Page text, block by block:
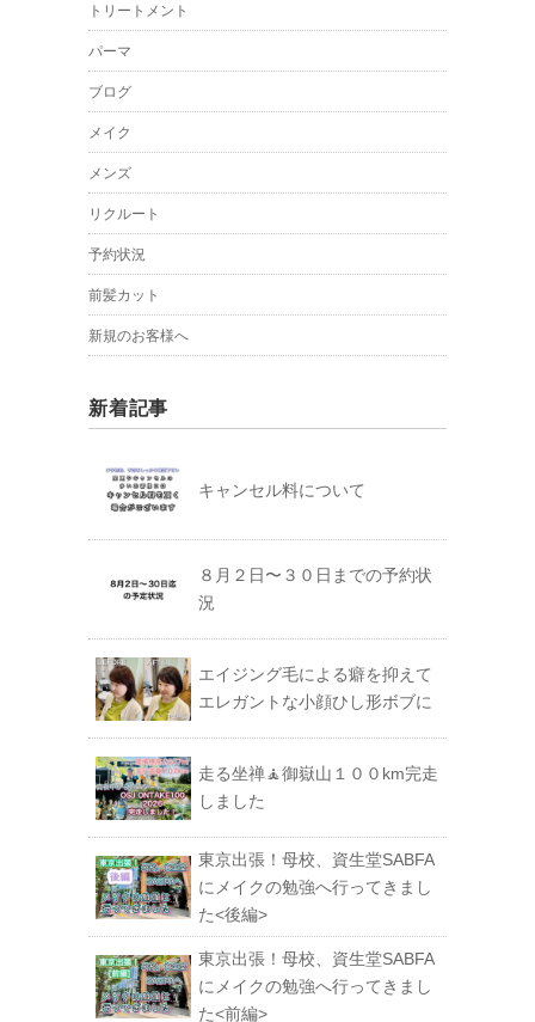
トリートメント
パーマ
ブログ
メイク
メンズ
リクルート
予約状況
前髪カット
新規のお客様へ
新着記事
キャンセル料について
８月２日〜３０日までの予約状
況
エイジング毛による癖を抑えて
エレガントな小顔ひし形ボブに
走る坐禅🧘御嶽山１００km完走
しました
東京出張！母校、資生堂SABFA
にメイクの勉強へ行ってきまし
た<後編>
東京出張！母校、資生堂SABFA
にメイクの勉強へ行ってきまし
た<前編>